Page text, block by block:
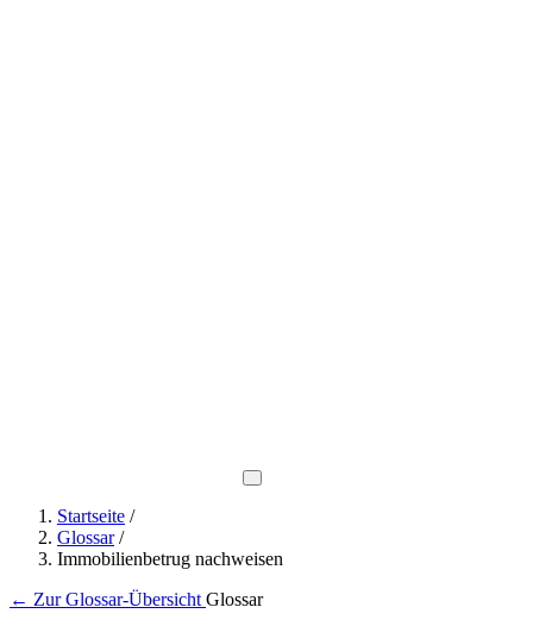
Startseite /
Glossar/
Immobilienbetrug nachweisen
← Zur Glossar-Übersicht Glossar